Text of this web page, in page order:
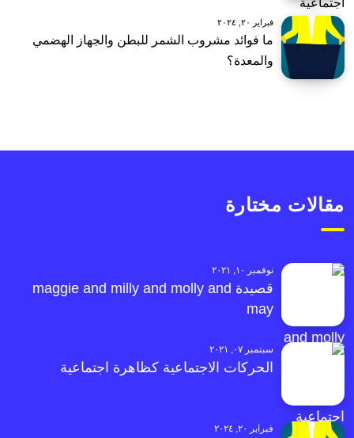
فبراير ٢٠, ٢٠٢٤
ما فوائد مشروب الشمر للبطن والجهاز الهضمي
والمعدة؟
مقالات مختارة
نوفمبر ١٠, ٢٠٢١
قصيدة maggie and milly and molly and
may
سبتمبر ٠٧, ٢٠٢١
الحركات الاجتماعية كظاهرة اجتماعية
فبراير ٢٠, ٢٠٢٤